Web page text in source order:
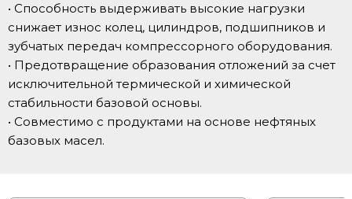
• Способность выдерживать высокие нагрузки
снижает износ колец, цилиндров, подшипников и
зубчатых передач компрессорного оборудования.
• Предотвращение образования отложений за счет
исключительной термической и химической
стабильности базовой основы.
• Совместимо с продуктами на основе нефтяных
базовых масел.